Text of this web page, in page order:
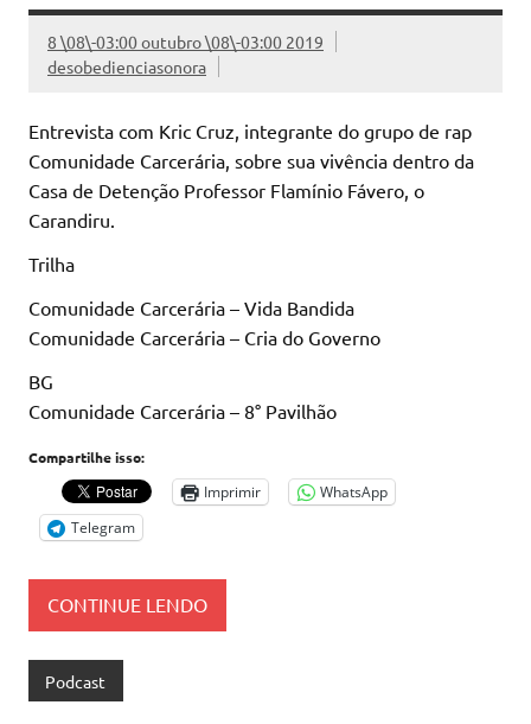
8 \08\-03:00 outubro \08\-03:00 2019
desobedienciasonora
Entrevista com Kric Cruz, integrante do grupo de rap
Comunidade Carcerária, sobre sua vivência dentro da
Casa de Detenção Professor Flamínio Fávero, o
Carandiru.
Trilha
Comunidade Carcerária – Vida Bandida
Comunidade Carcerária – Cria do Governo
BG
Comunidade Carcerária – 8° Pavilhão
Compartilhe isso:
Imprimir
WhatsApp
Telegram
CONTINUE LENDO
Podcast